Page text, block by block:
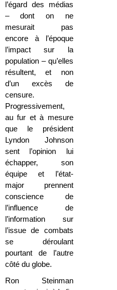
l’égard des médias
– dont on ne
mesurait pas
encore à l’époque
l’impact sur la
population – qu’elles
résultent, et non
d’un excès de
censure.
Progressivement,
au fur et à mesure
que le président
Lyndon Johnson
sent l’opinion lui
échapper, son
équipe et l’état-
major prennent
conscience de
l’influence de
l’information sur
l’issue de combats
se déroulant
pourtant de l’autre
côté du globe.
Ron Steinman